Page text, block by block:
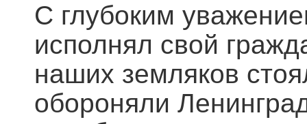
С глубоким
исполнял свой
наших земляков
обороняли